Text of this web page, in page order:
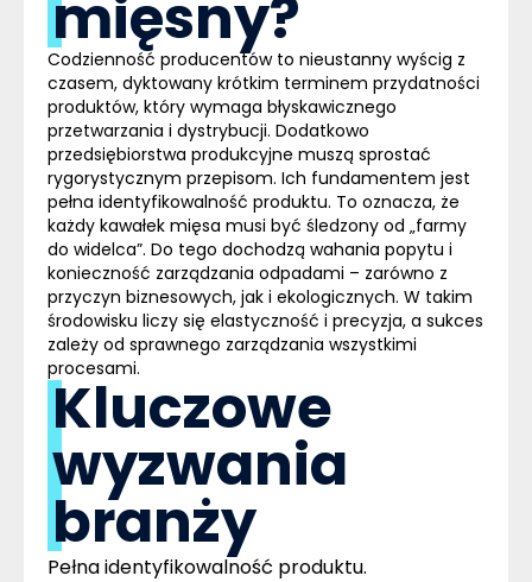
mięsny?
Codzienność producentów to nieustanny wyścig z
czasem, dyktowany krótkim terminem przydatności
produktów, który wymaga błyskawicznego
przetwarzania i dystrybucji. Dodatkowo
przedsiębiorstwa produkcyjne muszą sprostać
rygorystycznym przepisom. Ich fundamentem jest
pełna identyfikowalność produktu. To oznacza, że
każdy kawałek mięsa musi być śledzony od „farmy
do widelca”. Do tego dochodzą wahania popytu i
konieczność zarządzania odpadami – zarówno z
przyczyn biznesowych, jak i ekologicznych. W takim
środowisku liczy się elastyczność i precyzja, a sukces
zależy od sprawnego zarządzania wszystkimi
procesami.
Kluczowe
wyzwania
branży
Pełna identyfikowalność produktu.